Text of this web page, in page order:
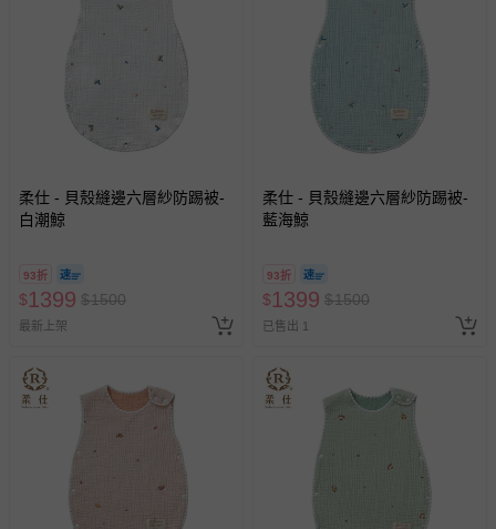
柔仕 - 貝殼縫邊六層紗防踢被-
白潮鯨
93折
$1399 $1500
最新上架
柔仕 - 貝殼縫邊六層紗防踢被-
藍海鯨
93折
$1399 $1500
已售出 1